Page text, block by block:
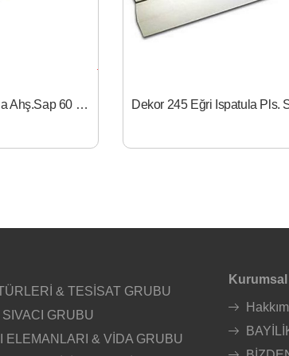
Dekor 050 Eğri Ispatula Ahş.Sap 60 cm
& TESİSAT GRUBU
SIVACI GRUBU
ELEMANLARI & VİDA GRUBU
Kurumsal